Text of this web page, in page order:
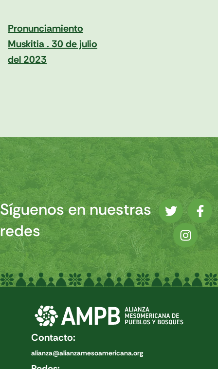
Pronunciamiento
Muskitia . 30 de julio
del 2023
Síguenos en nuestras
redes
Contacto:
alianza@alianzamesoamericana.org